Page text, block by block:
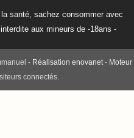
santé, sachez consommer avec
aux mineurs de -18ans -
- Réalisation enovanet- Moteur
connectés.